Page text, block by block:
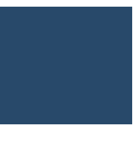
SPDS PARA